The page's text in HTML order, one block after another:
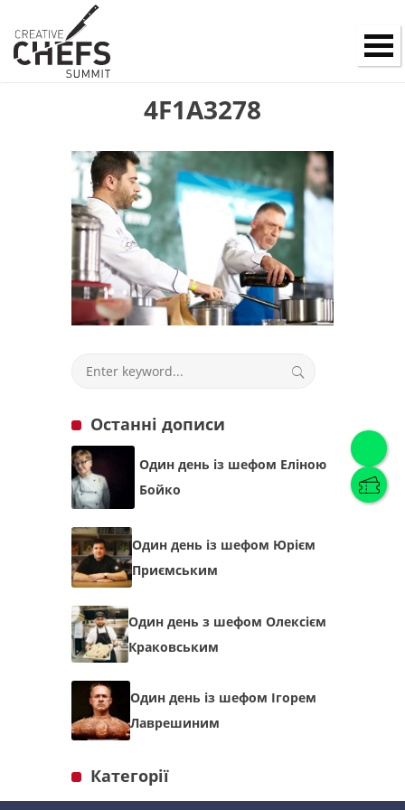
Українська(Українська)
4F1A3278
Останні дописи
Один день із шефом Еліною
Бойко
Один день із шефом Юрієм
Приємським
Один день з шефом Олексієм
Краковським
Один день із шефом Ігорем
Лаврешиним
Категорії